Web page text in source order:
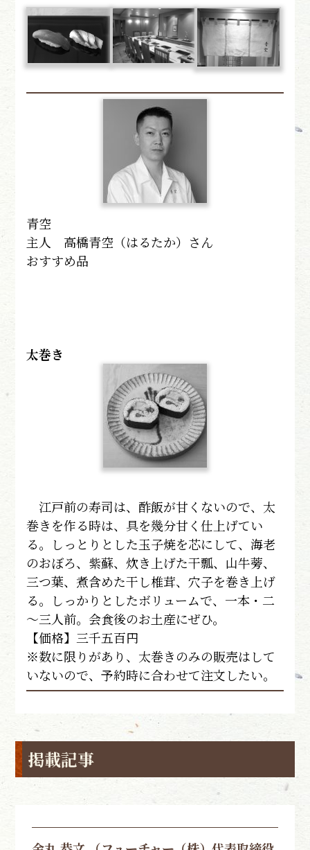
青空
主人 高橋青空（はるたか）さん
おすすめ品
太巻き
江戸前の寿司は、酢飯が甘くないので、太
巻きを作る時は、具を幾分甘く仕上げてい
る。しっとりとした玉子焼を芯にして、海老
のおぼろ、紫蘇、炊き上げた干瓢、山牛蒡、
三つ葉、煮含めた干し椎茸、穴子を巻き上げ
る。しっかりとしたボリュームで、一本・二
～三人前。会食後のお土産にぜひ。
【価格】三千五百円
※数に限りがあり、太巻きのみの販売はして
いないので、予約時に合わせて注文したい。
掲載記事